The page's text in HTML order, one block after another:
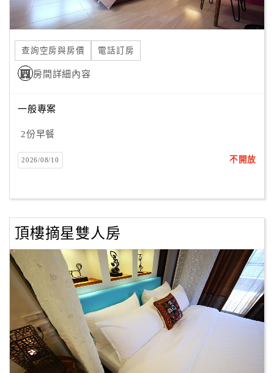
服
紅
利
查
訂
房
Q&A
旅
卡
房
款
收
據
查詢空房與房價 電話訂房
房間詳細內容
一般專案
2份早餐
2026/08/10 不開放
頂樓摘星雙人房